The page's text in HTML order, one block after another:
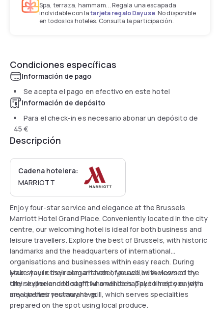
Spa, terraza, hammam... Regala una escapada
inolvidable con latarjeta regalo Dayuse. No disponible
en todos los hoteles. Consulta la participación.
Condiciones específicas
Información de pago
Se acepta el pago en efectivo en este hotel
Información de depósito
Para el check-in es necesario abonar un depósito de
45 €
Descripción
Cadena hotelera:
MARRIOTT
Enjoy four-star service and elegance at the Brussels
Marriott Hotel Grand Place. Conveniently located in the city
centre, our welcoming hotel is ideal for both business and
leisure travellers. Explore the best of Brussels, with historic
landmarks and the headquarters of international
organisations and businesses within easy reach. During
your stay in their elegant hotel, you will be welcomed by
their experienced staff, who will be happy to help you with
any queries you may have.
Make your cosy room a haven of peace, with views of the
city skyline and thoughtful amenities. Take time to enjoy a
meal in their restaurant-grill, which serves specialities
prepared on the spot using local produce.